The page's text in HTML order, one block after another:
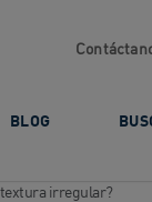
BLOG
irregular?